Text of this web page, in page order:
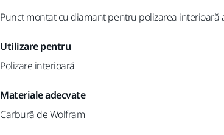
Punct montat cu diamant pentru polizarea interioară
Utilizare pentru
Polizare interioară
Materiale adecvate
Carbură de Wolfram